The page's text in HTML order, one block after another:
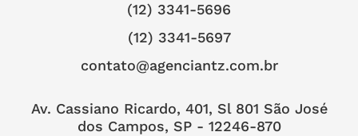
(12) 3341-5696
(12) 3341-5697
contato@agenciantz.com.br
Av. Cassiano Ricardo, 401, Sl 801 São José
dos Campos, SP - 12246-870